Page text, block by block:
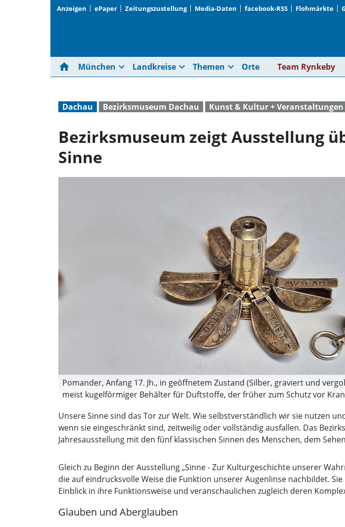
Anzeigen ePaper Zeitungszustellung Media-Daten facebook-RSS Flohmärkte
home München expand_more Landkreise expand_more Themen expand_more Orte Team Rynkeby
Dachau Bezirksmuseum Dachau Kunst & Kultur + Veranstaltungen
Bezirksmuseum zeigt Ausstellung
Sinne
Pomander, Anfang 17. Jh., in geöffnetem Zustand (Silber, graviert und
meist kugelförmiger Behälter für Duftstoffe, der früher zum Schutz vor
Unsere Sinne sind das Tor zur Welt. Wie selbstverständlich wir sie nutzen
wenn sie eingeschränkt sind, zeitweilig oder vollständig ausfallen. Das
Jahresausstellung mit den fünf klassischen Sinnen des Menschen, dem
Gleich zu Beginn der Ausstellung „Sinne - Zur Kulturgeschichte unserer
die auf eindrucksvolle Weise die Funktion unserer Augenlinse nachbildet.
Einblick in ihre Funktionsweise und veranschaulichen zugleich deren
Glauben und Aberglauben